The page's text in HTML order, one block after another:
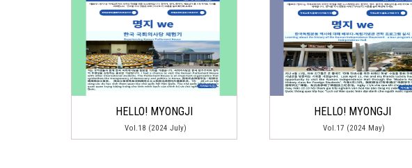
HELLO! MYONGJI
Vol.18 (2024 July)
HELLO! MYONGJI
Vol.17 (2024 May)